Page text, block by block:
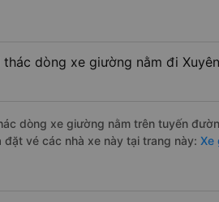
dòng xe giường nằm đi
dòng xe giường nằm trên tuyến
vé các nhà xe này tại trang này: Xe